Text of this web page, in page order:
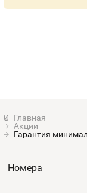
Акции
Гарантия
Номера